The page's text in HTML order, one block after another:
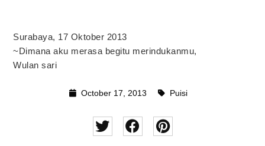
Surabaya, 17 Oktober 2013
~Dimana aku merasa begitu merindukanmu,
Wulan sari
October 17, 2013 Puisi